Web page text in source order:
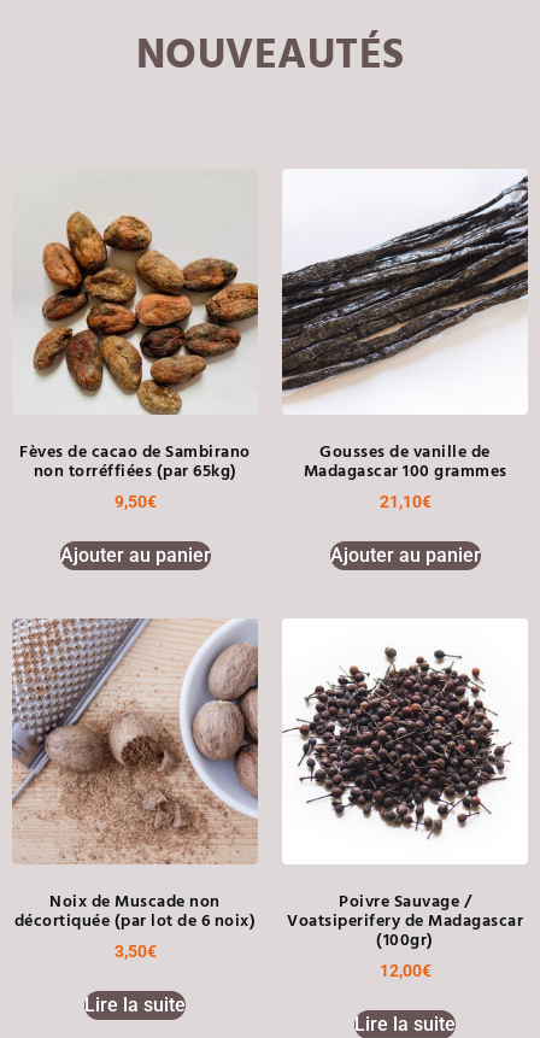
NOUVEAUTÉS
Fèves de cacao de Sambirano
non torréffiées (par 65kg)
9,50€
Ajouter au panier
Gousses de vanille de
Madagascar 100 grammes
21,10€
Ajouter au panier
Noix de Muscade non
décortiquée (par lot de 6 noix)
3,50€
Lire la suite
Poivre Sauvage /
Voatsiperifery de Madagascar
(100gr)
12,00€
Lire la suite